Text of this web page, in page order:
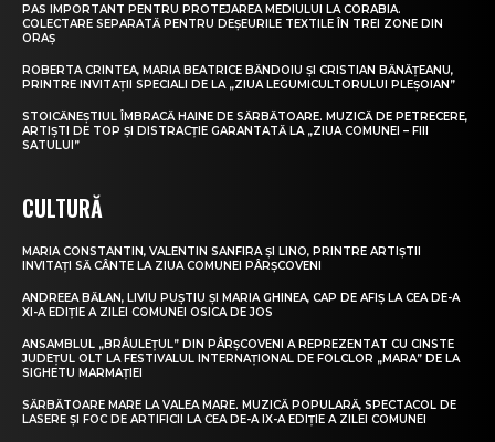
PAS IMPORTANT PENTRU PROTEJAREA MEDIULUI LA CORABIA.
COLECTARE SEPARATĂ PENTRU DEȘEURILE TEXTILE ÎN TREI ZONE DIN
ORAȘ
ROBERTA CRINTEA, MARIA BEATRICE BĂNDOIU ȘI CRISTIAN BĂNĂȚEANU,
PRINTRE INVITAȚII SPECIALI DE LA „ZIUA LEGUMICULTORULUI PLEȘOIAN”
STOICĂNEȘTIUL ÎMBRACĂ HAINE DE SĂRBĂTOARE. MUZICĂ DE PETRECERE,
ARTIȘTI DE TOP ȘI DISTRACȚIE GARANTATĂ LA „ZIUA COMUNEI – FIII
SATULUI”
CULTURĂ
MARIA CONSTANTIN, VALENTIN SANFIRA ȘI LINO, PRINTRE ARTIȘTII
INVITAȚI SĂ CÂNTE LA ZIUA COMUNEI PÂRȘCOVENI
ANDREEA BĂLAN, LIVIU PUȘTIU ȘI MARIA GHINEA, CAP DE AFIȘ LA CEA DE-A
XI-A EDIȚIE A ZILEI COMUNEI OSICA DE JOS
ANSAMBLUL „BRÂULEȚUL” DIN PÂRȘCOVENI A REPREZENTAT CU CINSTE
JUDEȚUL OLT LA FESTIVALUL INTERNAȚIONAL DE FOLCLOR „MARA” DE LA
SIGHETU MARMAȚIEI
SĂRBĂTOARE MARE LA VALEA MARE. MUZICĂ POPULARĂ, SPECTACOL DE
LASERE ȘI FOC DE ARTIFICII LA CEA DE-A IX-A EDIȚIE A ZILEI COMUNEI